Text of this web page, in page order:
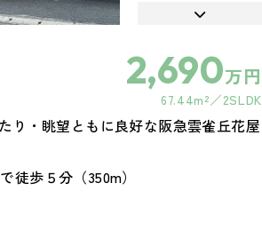
2,690万円
67.44m² 2SLDK
り・眺望ともに良好な阪急雲雀丘花屋
徒歩５分（350m）